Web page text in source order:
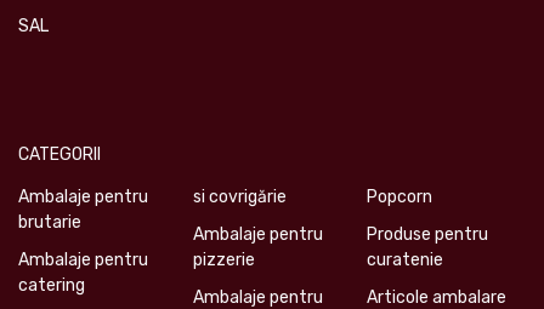
SAL
CATEGORII
Ambalaje pentru
brutarie
Ambalaje pentru
catering
si covrigărie
Ambalaje pentru
pizzerie
Ambalaje pentru
Popcorn
Produse pentru
curatenie
Articole ambalare